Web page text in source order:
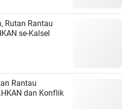
Rutan Rantau
se-Kalsel
Rantau
dan Konflik